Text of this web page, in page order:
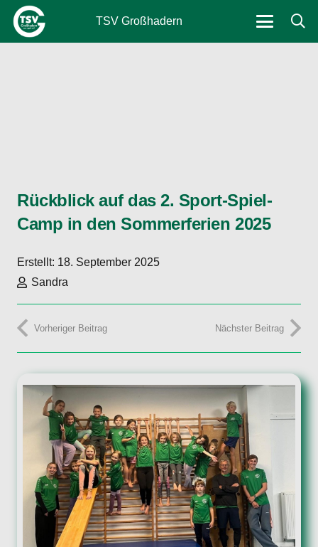
TSV Großhadern
Rückblick auf das 2. Sport-Spiel-
Camp in den Sommerferien 2025
Erstellt: 18. September 2025
Sandra
Vorheriger Beitrag Nächster Beitrag